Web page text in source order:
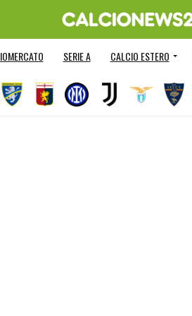
SERIE A CALCIO ESTERO